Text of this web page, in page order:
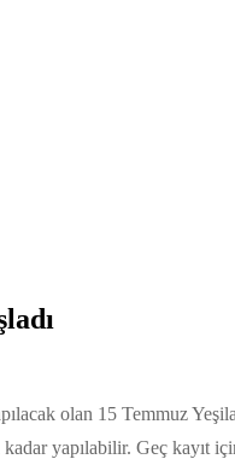
olan 15 Temmuz
yapılabilir. Geç kayıt